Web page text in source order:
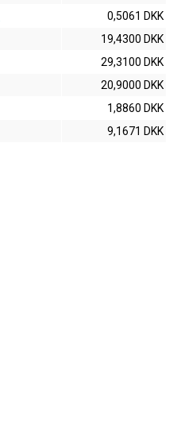
0,5061 DKK
19,4300 DKK
29,3100 DKK
20,9000 DKK
1,8860 DKK
9,1671 DKK